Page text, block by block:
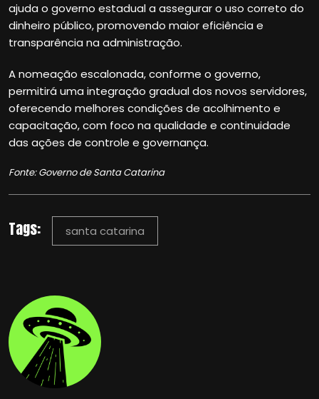
ajuda o governo estadual a assegurar o uso correto do
dinheiro público, promovendo maior eficiência e
transparência na administração.
A nomeação escalonada, conforme o governo,
permitirá uma integração gradual dos novos servidores,
oferecendo melhores condições de acolhimento e
capacitação, com foco na qualidade e continuidade
das ações de controle e governança.
Fonte: Governo de Santa Catarina
Tags: santa catarina